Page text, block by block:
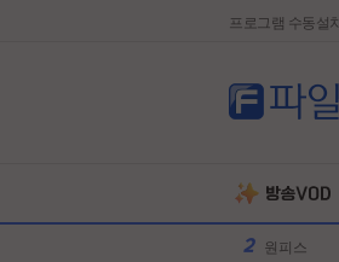
프로그램 수동설치
스파이더맨